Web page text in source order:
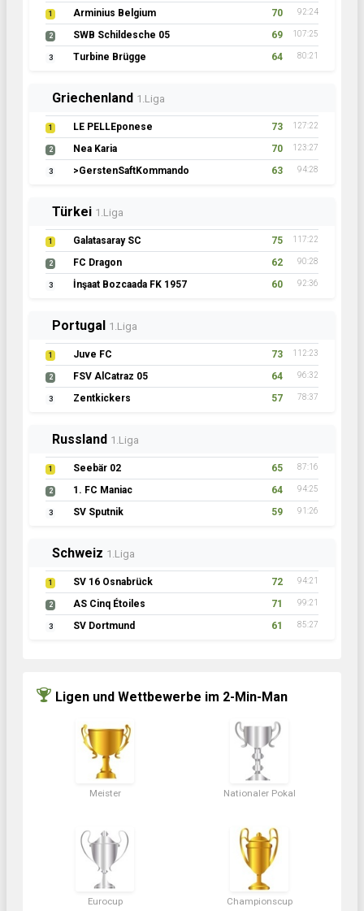
1 Arminius Belgium 70 92:24
2 SWB Schildesche 05 69 107:25
3 Turbine Brügge 64 80:21
Griechenland 1.Liga
1 LE PELLEponese 73 127:22
2 Nea Karia 70 123:27
3 >GerstenSaftKommando 63 94:28
Türkei 1.Liga
1 Galatasaray SC 75 117:22
2 FC Dragon 62 90:28
3 İnşaat Bozcaada FK 1957 60 92:36
Portugal 1.Liga
1 Juve FC 73 112:23
2 FSV AlCatraz 05 64 96:32
3 Zentkickers 57 78:37
Russland 1.Liga
1 Seebär 02 65 87:16
2 1. FC Maniac 64 94:25
3 SV Sputnik 59 91:26
Schweiz 1.Liga
1 SV 16 Osnabrück 72 94:21
2 AS Cinq Étoiles 71 99:21
3 SV Dortmund 61 85:27
Ligen und Wettbewerbe im 2-Min-Man
Meister Nationaler Pokal
Eurocup Championscup